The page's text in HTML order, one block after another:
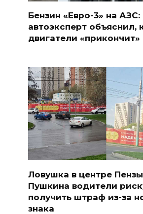
Бензин «Евро-3» на АЗС:
автоэксперт объяснил,
двигатели
Ловушка в центре
Пушкина водители
получить штраф из-за
знака